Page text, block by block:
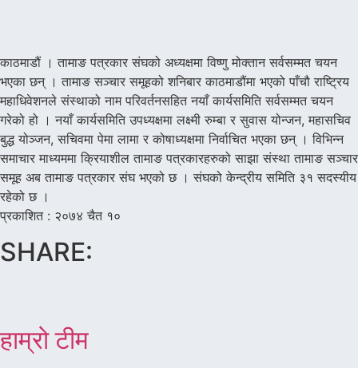
काठमाडौं । तामाङ पत्रकार संघको अध्यक्षमा विष्णु मोक्तान सर्वसम्मत चयन
भएका छन् । तामाङ सञ्चार समूहको शनिबार काठमाडौंमा भएको पाँचौ राष्ट्रिय
महाधिवेशनले संस्थाको नाम परिवर्तनसहित नयाँ कार्यसमिति सर्वसम्मत चयन
गरेको हो । नयाँ कार्यसमिति उपध्यक्षमा लक्ष्मी रुम्बा र सुवास योन्जन, महासचिव
बुद्ध योञ्जन, सचिवमा पेमा लामा र कोषाध्यक्षमा निर्वाचित भएका छन् । विभिन्न
समाचार माध्यममा क्रियाशील तामाङ पत्रकारहरुको साझा संस्था तामाङ सञ्चार
समूह अब तामाङ पत्रकार संघ भएको छ । संघको केन्द्रीय समिति ३१ सदस्यीय
रहेको छ ।
प्रकाशित : २०७४ चैत १०
SHARE:
हाम्रो टीम